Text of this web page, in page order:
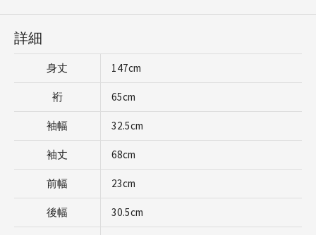
詳細
身丈 147cm
裄 65cm
袖幅 32.5cm
袖丈 68cm
前幅 23cm
後幅 30.5cm